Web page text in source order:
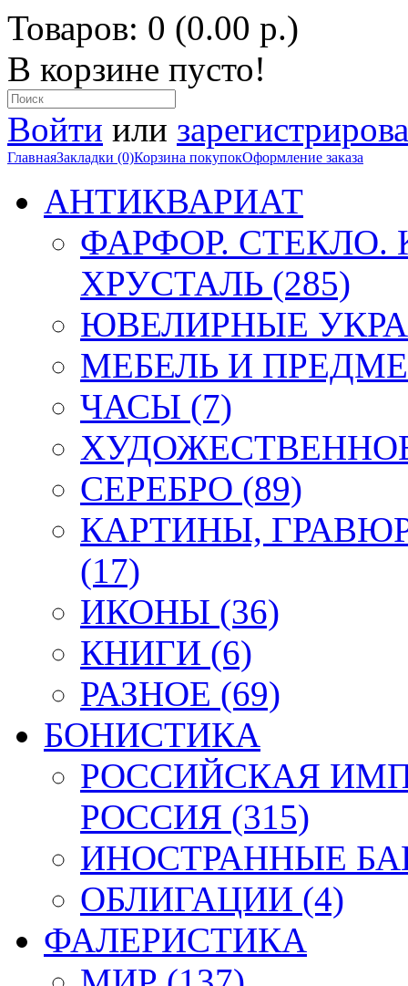
Товаров: 0 (0.00 р.)
В корзине пусто!
Войти или
ГлавнаяЗакладки (0)Корзина покупокОформление заказа
АНТИКВАРИАТ
ФАРФОР.
ХРУСТАЛЬ (285)
ЮВЕЛИРНЫЕ
МЕБЕЛЬ И
ЧАСЫ (7)
СЕРЕБРО (89)
КАРТИНЫ,
(17)
ИКОНЫ (36)
КНИГИ (6)
РАЗНОЕ (69)
БОНИСТИКА
РОССИЙСКАЯ
РОССИЯ (315)
ИНОСТРАННЫЕ
ОБЛИГАЦИИ (4)
ФАЛЕРИСТИКА